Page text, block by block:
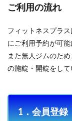
ご利用の流れ
フィットネスプラ
にご利用予約が可能
また無人ジムのた
の施錠・開錠をして
1．会員登録